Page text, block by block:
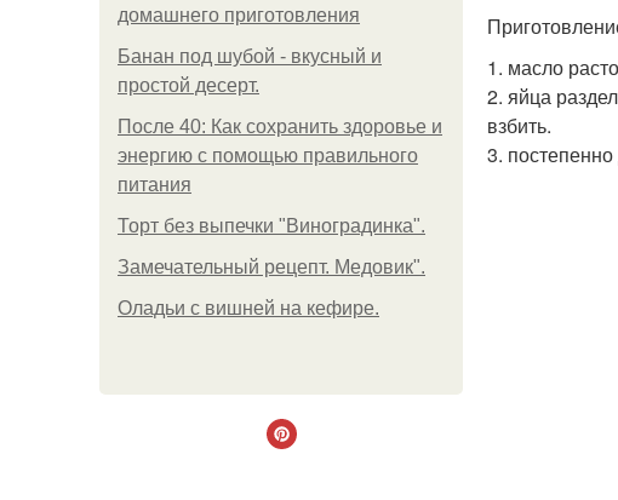
домашнего приготовления
Банан под шубой - вкусный и
простой десерт.
После 40: Как сохранить здоровье и
энергию с помощью правильного
питания
Торт без выпечки "Виноградинка".
Замечательный рецепт. Медовик".
Оладьи с вишней на кефире.
1. масло
2. яйца
взбить.
3.